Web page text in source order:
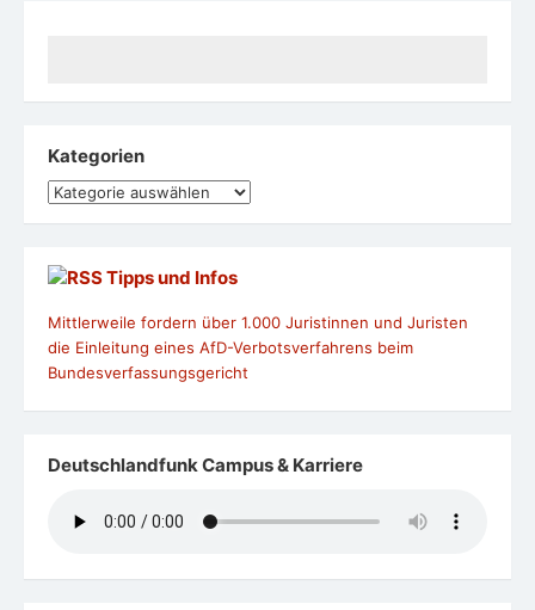
Kategorien
Kategorien
Tipps und Infos
Mittlerweile fordern über 1.000 Juristinnen und Juristen
die Einleitung eines AfD-Verbotsverfahrens beim
Bundesverfassungsgericht
Deutschlandfunk Campus & Karriere